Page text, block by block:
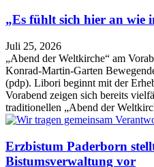
„Es fühlt sich hier an wie
Juli 25, 2026
„Abend der Weltkirche“ am
Konrad-Martin-Garten
(pdp). Libori beginnt mit der
Vorabend zeigen sich bereits
traditionellen „Abend der
Erzbistum Paderborn
Bistumsverwaltung vor